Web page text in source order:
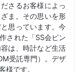
さるお客様によっ
ま。その思いを形
思っています。今
された「SS会ピン
は、時計など生活
受託専門）。デザ
様です。